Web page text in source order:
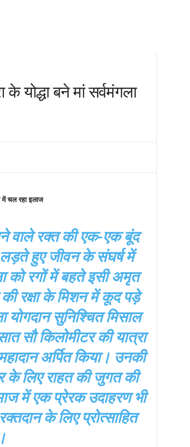
बने मां सर्वमंगला
में चल रहा इलाज
वाले रक्त की एक-एक बूंद
हुए जीवन के संघर्ष में
को रगों में बहते इसी अमृत
रक्षा के मिशन में कूद पड़े
योगदान सुनिश्चित मिसाल
सौ किलोमीटर की यात्रा
अर्पित किया। उनकी
के लिए राहत की जुगत की
में एक प्रेरक उदाहरण भी
के लिए प्रोत्साहित